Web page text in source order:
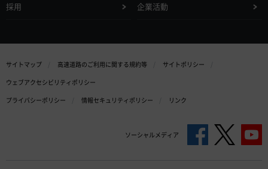
採用 企業活動
サイトマップ 高速道路のご利用に関する規約等
サイトポリシー
ウェブアクセシビリティポリシー
プライバシーポリシー
情報セキュリティポリシー リンク
ソーシャルメディア